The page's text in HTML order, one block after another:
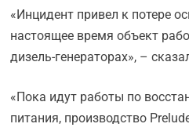
«Инцидент привел к потере
настоящее время объект
дизель-генераторах», –
«Пока идут работы по
питания, производство